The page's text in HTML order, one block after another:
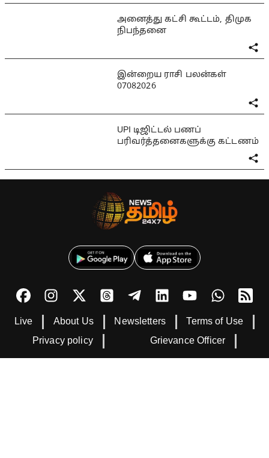
அனைத்து கட்சி கூட்டம், திமுக
நிபந்தனை
இன்றைய ராசி பலன்கள்
07082026
UPI டிஜிட்டல் பணப்
பரிவர்த்தனைகளுக்கு கட்டணம்
Live About Us Newsletters
Terms of Use
Privacy policy
Grievance Officer